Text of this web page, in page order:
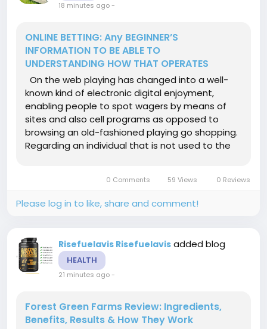
18 minutes ago-
ONLINE BETTING: Any BEGINNER’S
INFORMATION TO BE ABLE TO
UNDERSTANDING HOW THAT OPERATES
On the web playing has changed into a well-
known kind of electronic digital enjoyment,
enabling people to spot wagers by means of
sites and also cell programs as opposed to
browsing an old-fashioned playing go shopping.
Regarding an individual that is not used to the
0 Comments 59 Views 0 Reviews
Please log in to like, share and comment!
Risefuelavis Risefuelavis added blog
HEALTH
21 minutes ago-
Forest Green Farms Review: Ingredients,
Benefits, Results & How They Work